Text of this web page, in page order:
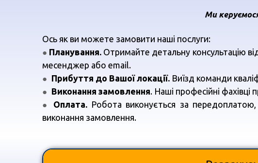
Ми
Ось як ви можете замовити наші послуги:
● Планування. Отримайте детальну консультацію
месенджер або email.
● Прибуття до Вашої локації. Виїзд команди
● Виконання замовлення. Наші професійні
● Оплата. Робота виконується за передоплатою,
виконання замовлення.